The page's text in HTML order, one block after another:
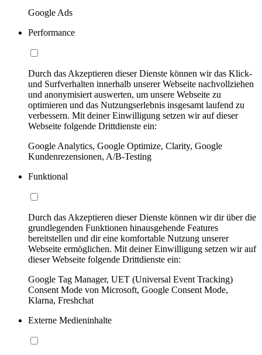
Google Ads
Performance
Durch das Akzeptieren dieser Dienste können wir das Klick-
und Surfverhalten innerhalb unserer Webseite nachvollziehen
und anonymisiert auswerten, um unsere Webseite zu
optimieren und das Nutzungserlebnis insgesamt laufend zu
verbessern. Mit deiner Einwilligung setzen wir auf dieser
Webseite folgende Drittdienste ein:
Google Analytics, Google Optimize, Clarity, Google
Kundenrezensionen, A/B-Testing
Funktional
Durch das Akzeptieren dieser Dienste können wir dir über die
grundlegenden Funktionen hinausgehende Features
bereitstellen und dir eine komfortable Nutzung unserer
Webseite ermöglichen. Mit deiner Einwilligung setzen wir auf
dieser Webseite folgende Drittdienste ein:
Google Tag Manager, UET (Universal Event Tracking)
Consent Mode von Microsoft, Google Consent Mode,
Klarna, Freshchat
Externe Medieninhalte